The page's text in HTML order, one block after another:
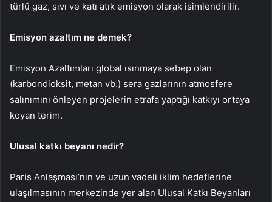
türlü gaz, sıvı ve katı atık emisyon olarak isimlendirilir.
Emisyon azaltım ne demek?
Emisyon Azaltımları global ısınmaya sebep olan
(karbondioksit, metan vb.) sera gazlarının atmosfere
salınımını önleyen projelerin etrafa yaptığı katkıyı ortaya
koyan terim.
Ulusal katkı beyanı nedir?
Paris Anlaşması’nın ve uzun vadeli iklim hedeflerine
ulaşılmasının merkezinde yer alan Ulusal Katkı Beyanları